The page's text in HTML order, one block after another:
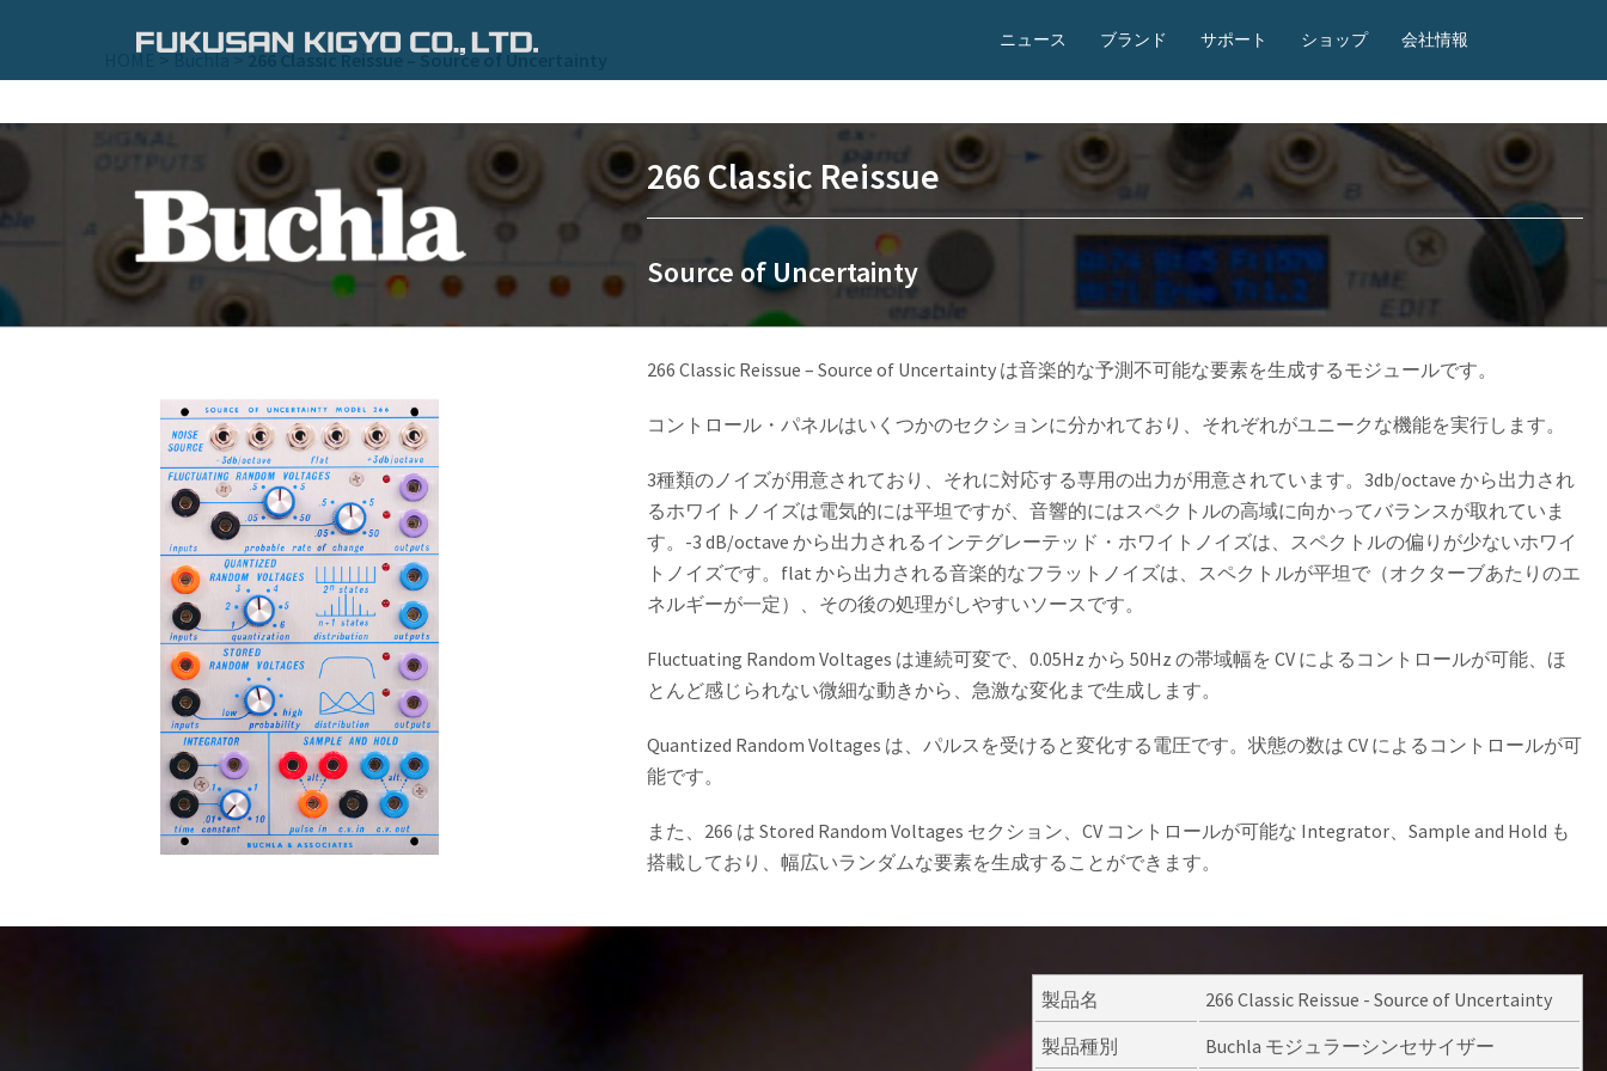
テ
ツ
ス
キ
プ
ニュース ブランド サポート ショップ 会社情報
HOME >Buchla>266 Classic Reissue – Source of Uncertainty
266 Classic Reissue
Source of Uncertainty
266 Classic Reissue – Source of Uncertainty は音楽的な予測不可能な要素を生成するモジュールです。
コントロール・パネルはいくつかのセクションに分かれており、それぞれがユニークな機能を実行します。
3種類のノイズが用意されており、それに対応する専用の出力が用意されています。3db/octave から出力され
るホワイトノイズは電気的には平坦ですが、音響的にはスペクトルの高域に向かってバランスが取れていま
す。-3 dB/octave から出力されるインテグレーテッド・ホワイトノイズは、スペクトルの偏りが少ないホワイ
トノイズです。flat から出力される音楽的なフラットノイズは、スペクトルが平坦で（オクターブあたりのエ
ネルギーが一定）、その後の処理がしやすいソースです。
Fluctuating Random Voltages は連続可変で、0.05Hz から 50Hz の帯域幅を CV によるコントロールが可能、ほ
とんど感じられない微細な動きから、急激な変化まで生成します。
Quantized Random Voltages は、パルスを受けると変化する電圧です。状態の数は CV によるコントロールが可
能です。
また、266 は Stored Random Voltages セクション、CV コントロールが可能な Integrator、Sample and Hold も
搭載しており、幅広いランダムな要素を生成することができます。
製品名
266 Classic Reissue - Source of Uncertainty
製品種別
Buchla モジュラーシンセサイザー